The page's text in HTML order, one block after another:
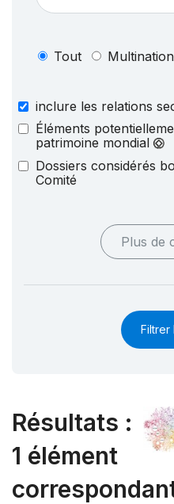
Tout
inclure les relations
Éléments
patrimoine mondial
Dossiers considérés
Comité
Plus de
Filtrer
Résultats :
1 élément